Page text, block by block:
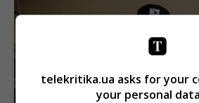
telekritika.ua asks for your
your personal